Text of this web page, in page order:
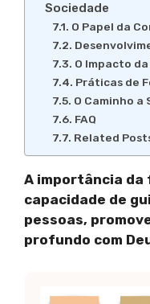
Sociedade
O Papel da
O Impacto
Práticas de
O Caminho a
FAQ
Related
A importância da
capacidade de
pessoas,
profundo com